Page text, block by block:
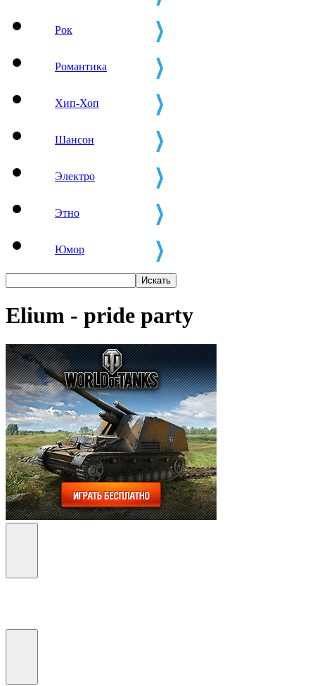
Рок
Романтика
Хип-Хоп
Шансон
Электро
Этно
Юмор
Elium - pride party